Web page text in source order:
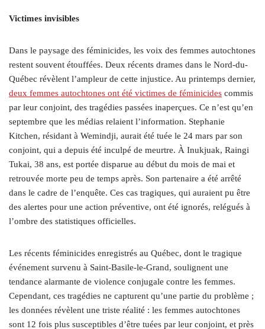
Victimes invisibles
Dans le paysage des féminicides, les voix des femmes autochtones
restent souvent étouffées. Deux récents drames dans le Nord-du-
Québec révèlent l’ampleur de cette injustice. Au printemps dernier,
deux femmes autochtones ont été victimes de féminicides commis
par leur conjoint, des tragédies passées inaperçues. Ce n’est qu’en
septembre que les médias relaient l’information. Stephanie
Kitchen, résidant à Wemindji, aurait été tuée le 24 mars par son
conjoint, qui a depuis été inculpé de meurtre. À Inukjuak, Raingi
Tukai, 38 ans, est portée disparue au début du mois de mai et
retrouvée morte peu de temps après. Son partenaire a été arrêté
dans le cadre de l’enquête. Ces cas tragiques, qui auraient pu être
des alertes pour une action préventive, ont été ignorés, relégués à
l’ombre des statistiques officielles.
Les récents féminicides enregistrés au Québec, dont le tragique
événement survenu à Saint-Basile-le-Grand, soulignent une
tendance alarmante de violence conjugale contre les femmes.
Cependant, ces tragédies ne capturent qu’une partie du problème ;
les données révèlent une triste réalité : les femmes autochtones
sont 12 fois plus susceptibles d’être tuées par leur conjoint, et près